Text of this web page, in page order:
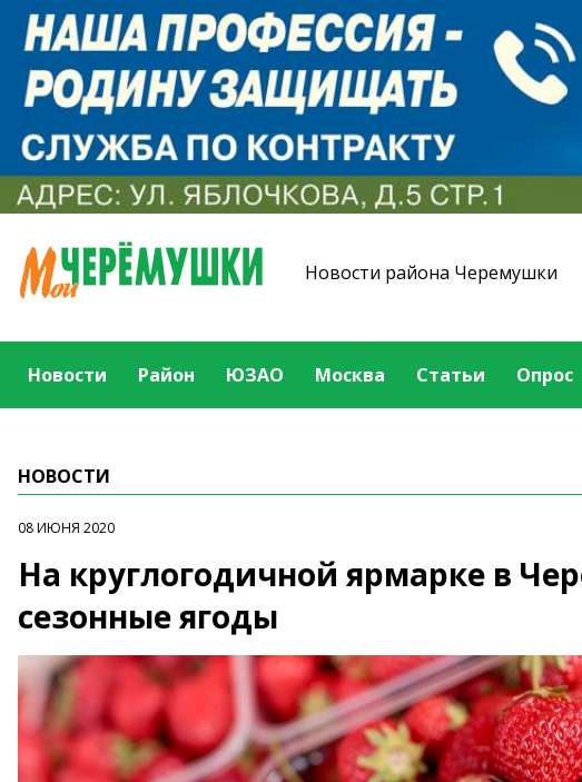
Новости района Черемушки
Новости Район ЮЗАО Москва Статьи Опрос
НОВОСТИ
08 ИЮНЯ 2020
На круглогодичной ярмарке в
сезонные ягоды